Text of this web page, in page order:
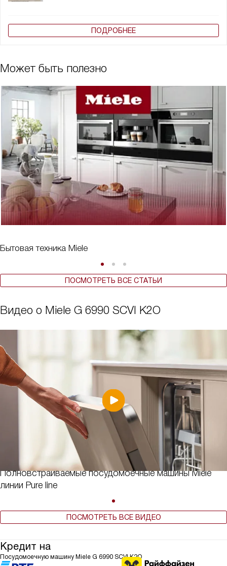
ПОДРОБНЕЕ
Может быть полезно
Бытовая техника Miele
ПОСМОТРЕТЬ ВСЕ СТАТЬИ
Видео о Miele G 6990 SCVI K2O
Полновстраиваемые посудомоечные машины Miele
линии Pure line
ПОСМОТРЕТЬ ВСЕ ВИДЕО
Кредит на
Посудомоечную машину Miele G 6990 SCVI K2O